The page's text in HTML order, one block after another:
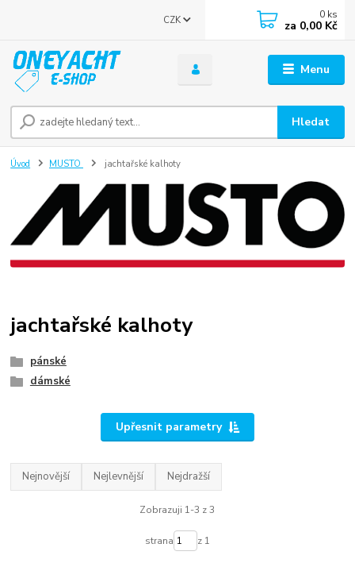
Menu
CZK
Hledat
0 ks
za 0,00 Kč
Úvod MUSTO jachtařské kalhoty
jachtařské kalhoty
pánské
dámské
Upřesnit parametry
Nejnovější Nejlevnější Nejdražší
Zobrazuji 1-3 z 3
strana z 1